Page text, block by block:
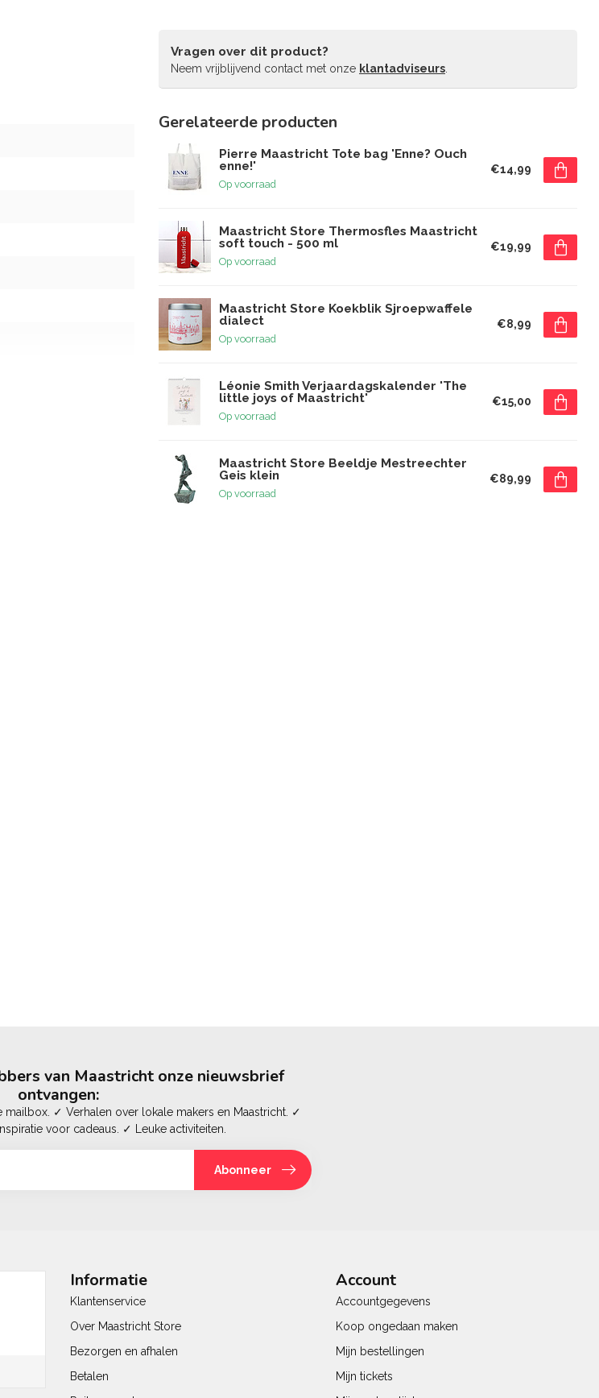
Vragen over dit product?
Neem vrijblijvend contact met onze klantadviseurs
Gerelateerde producten
Pierre Maastricht Tote bag 'Enne? Ouch
enne!'
Op voorraad
€14,99
Maastricht Store Thermosfles Maastricht
soft touch - 500 ml
Op voorraad
€19,99
Maastricht Store Koekblik Sjroepwaffele
dialect
Op voorraad
€8,99
Léonie Smith Verjaardagskalender 'The
little joys of Maastricht'
Op voorraad
€15,00
Maastricht Store Beeldje Mestreechter
Geis klein
Op voorraad
€89,99
van Maastricht onze nieuwsbrief
ontvangen:
✓ Verhalen over lokale makers en Maastricht. ✓
voor cadeaus. ✓ Leuke activiteiten.
Abonneer
Informatie
Klantenservice
Over Maastricht Store
Bezorgen en afhalen
Betalen
Account
Accountgegevens
Koop ongedaan maken
Mijn bestellingen
Mijn tickets